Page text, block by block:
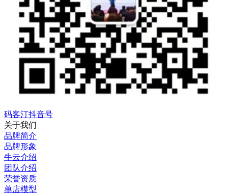
码客汀抖音号
关于我们
品牌简介
品牌形象
牛云介绍
团队介绍
荣誉资质
单店模型